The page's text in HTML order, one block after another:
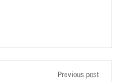
Previous post